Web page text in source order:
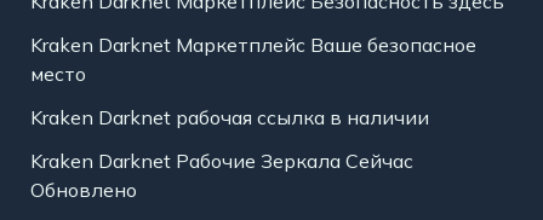
Kraken Darknet Маркетплейс Ваше безопасное
место
Kraken Darknet рабочая ссылка в наличии
Kraken Darknet Рабочие Зеркала Сейчас
Обновлено